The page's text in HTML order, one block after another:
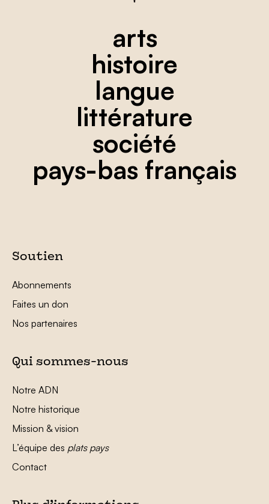
arts
histoire
langue
littérature
société
pays-bas français
Soutien
Abonnements
Faites un don
Nos partenaires
Qui sommes-nous
Notre ADN
Notre historique
Mission & vision
L’équipe des plats pays
Contact